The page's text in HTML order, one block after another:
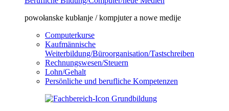
powołanske kubłanje / kompjuter a nowe medije
Computerkurse
Kaufmännische
Weiterbildung/Büroorganisation/Tastschreiben
Rechnungswesen/Steuern
Lohn/Gehalt
Persönliche und berufliche Kompetenzen